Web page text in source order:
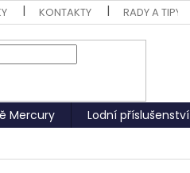
KONTAKTY RADY A TIPY
Mercury Lodní příslušenství